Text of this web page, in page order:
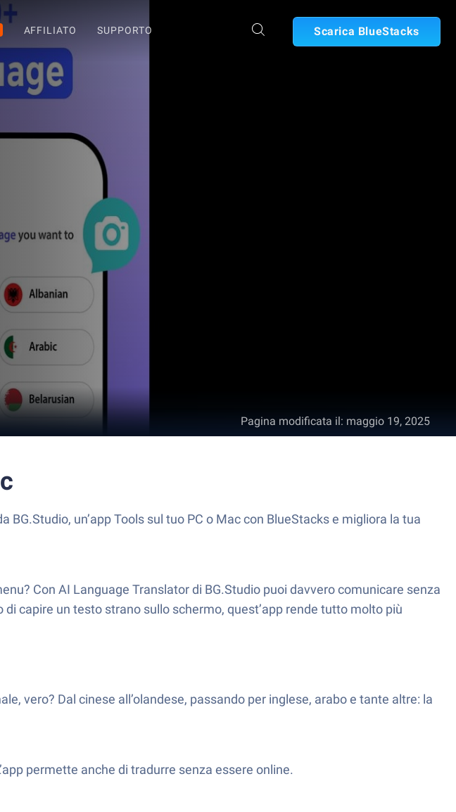
AFFILIATO SUPPORTO Scarica BlueStacks
Pagina modificata il: maggio 19, 2025
un’app Tools sul tuo PC o Mac con BlueStacks e migliora la tua
Con AI Language Translator di BG.Studio puoi davvero comunicare senza
capire un testo strano sullo schermo, quest’app rende tutto molto più
vero? Dal cinese all’olandese, passando per inglese, arabo e tante altre: la
permette anche di tradurre senza essere online.